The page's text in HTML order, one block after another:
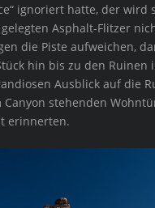
ignoriert hatte, der
Asphalt-Flitzer
die Piste aufweichen,
hin bis zu den
Ausblick auf die
stehenden
erinnerten.